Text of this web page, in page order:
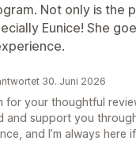
Not only is the
Eunice! She
30. Juni 2026
for your thoughtful
and support you
and I’m always